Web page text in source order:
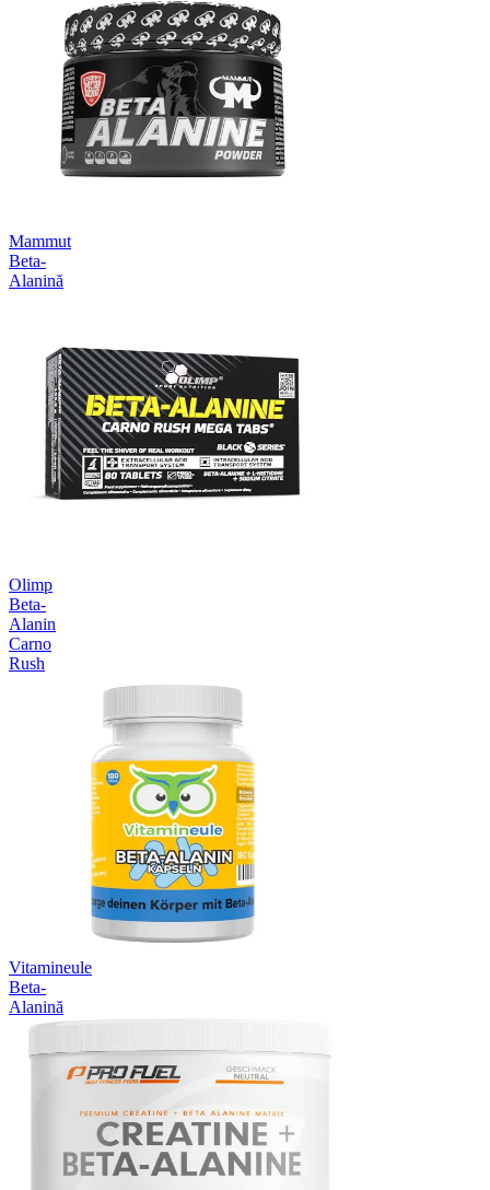
Mammut
Beta-
Alanină
Olimp
Beta-
Alanin
Carno
Rush
Vitamineule
Beta-
Alanină